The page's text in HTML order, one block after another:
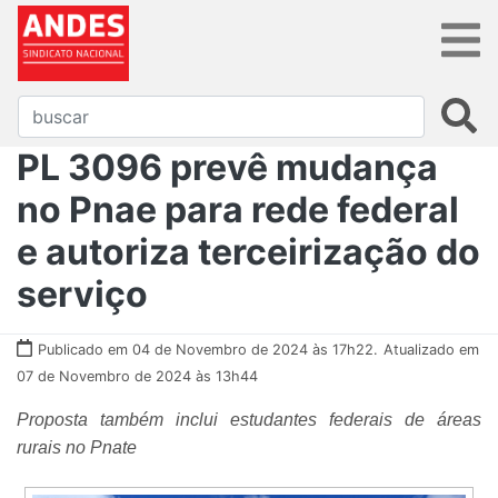
PL 3096 prevê mudança
no Pnae para rede federal
e autoriza terceirização do
serviço
Publicado em 04 de Novembro de 2024 às 17h22. Atualizado em
07 de Novembro de 2024 às 13h44
Proposta também inclui estudantes federais de áreas
rurais no Pnate